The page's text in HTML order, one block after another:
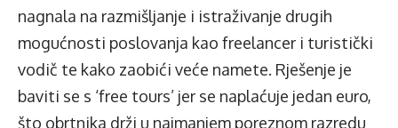
nagnala na razmišljanje i istraživanje drugih
mogućnosti poslovanja kao freelancer i turistički
vodič te kako zaobići veće namete. Rješenje je
baviti se s ‘free tours’ jer se naplaćuje jedan euro,
što obrtnika drži u najmanjem poreznom razredu